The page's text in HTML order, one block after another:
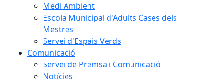
Medi Ambient
Escola Municipal d'Adults Cases dels
Mestres
Servei d'Espais Verds
Comunicació
Servei de Premsa i Comunicació
Notícies